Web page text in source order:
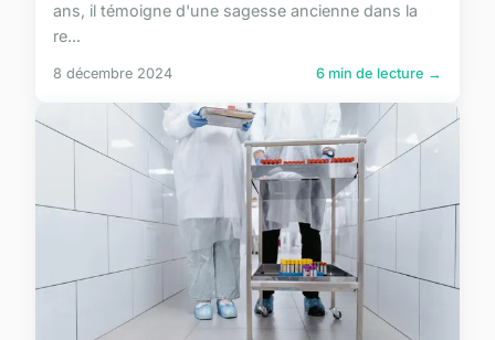
ans, il témoigne d'une sagesse ancienne dans la
re...
8 décembre 2024 6 min de lecture →